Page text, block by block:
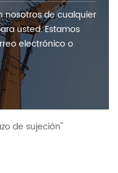
nosotros de cualquier
usted. Estamos
electrónico o
de sujeción"